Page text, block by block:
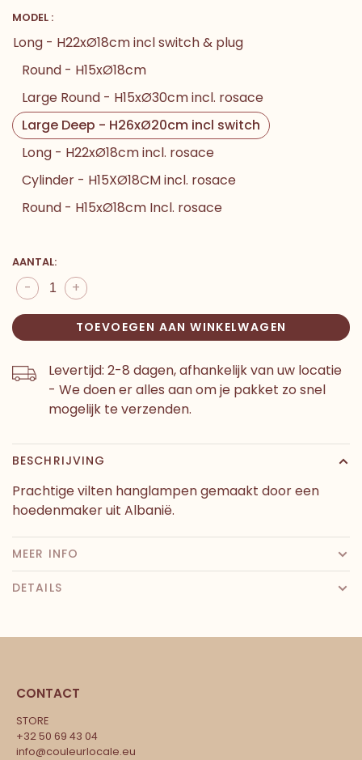
MODEL :
Long - H22xØ18cm incl switch & plug
Round - H15xØ18cm
Large Round - H15xØ30cm incl. rosace
Large Deep - H26xØ20cm incl switch
Long - H22xØ18cm incl. rosace
Cylinder - H15XØ18CM incl. rosace
Round - H15xØ18cm Incl. rosace
AANTAL:
+
-
TOEVOEGEN AAN WINKELWAGEN
Levertijd: 2-8 dagen, afhankelijk van uw locatie
- We doen er alles aan om je pakket zo snel
mogelijk te verzenden.
BESCHRIJVING
Prachtige vilten hanglampen gemaakt door een
hoedenmaker uit Albanië.
MEER INFO
DETAILS
CONTACT
STORE
+32 50 69 43 04
info@couleurlocale.eu